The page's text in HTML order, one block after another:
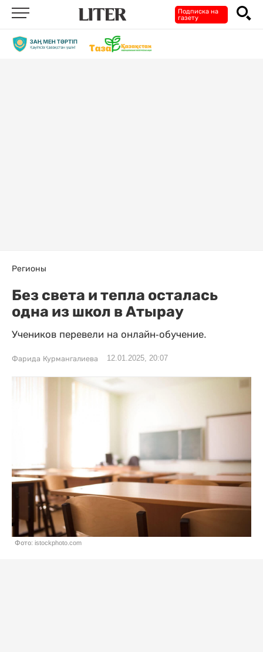
Подписка на
газету
Регионы
Без света и тепла осталась
одна из школ в Атырау
Учеников перевели на онлайн-обучение.
Фарида Курмангалиева 12.01.2025, 20:07
Фото: istockphoto.com